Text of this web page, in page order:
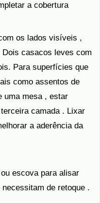
a cobertura
os lados visíveis ,
casacos leves com
Para superfícies que
como assentos de
uma mesa , estar
camada . Lixar
a aderência da
escova para alisar
de retoque .